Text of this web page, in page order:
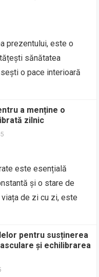
prezentului, este o
sănătatea
o pace interioară
a menține o
zilnic
este esențială
și o stare de
de zi cu zi, este
pentru susținerea
și echilibrarea